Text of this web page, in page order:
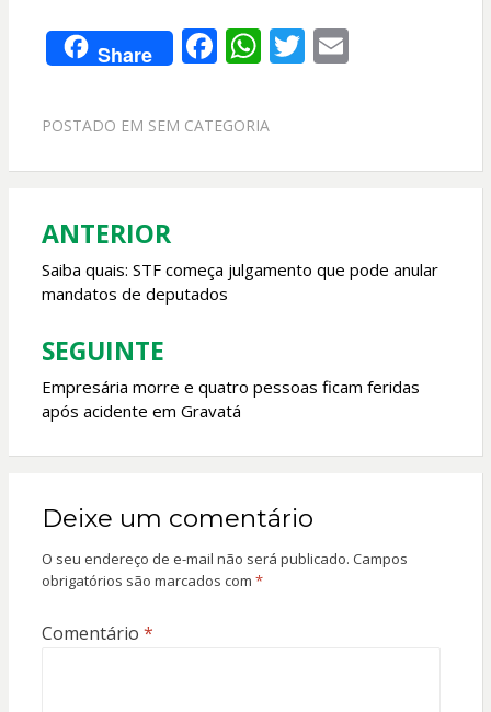
Share F
e
o
k
W
at
A
p
T E
POSTADO EM SEM CATEGORIA
Navegação
de
Post
ANTERIOR
Saiba quais: STF começa julgamento que pode anular
mandatos de deputados
SEGUINTE
Empresária morre e quatro pessoas ficam feridas
após acidente em Gravatá
Deixe um comentário
O seu endereço de e-mail não será publicado. Campos
obrigatórios são marcados com *
Comentário *